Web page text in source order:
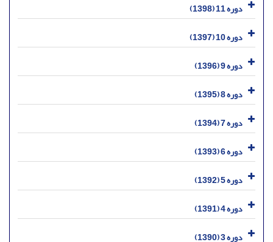
دوره 11 (1398)
دوره 10 (1397)
دوره 9 (1396)
دوره 8 (1395)
دوره 7 (1394)
دوره 6 (1393)
دوره 5 (1392)
دوره 4 (1391)
دوره 3 (1390)